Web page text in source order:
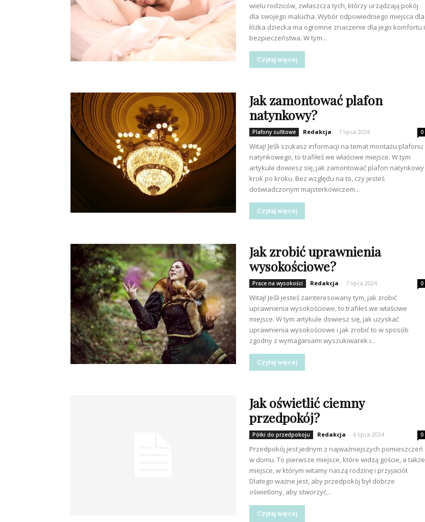
wielu rodziców, zwłaszcza tych, którzy urządzają pokój
dla swojego malucha. Wybór odpowiedniego miejsca dla
łóżka dziecka ma ogromne znaczenie dla jego komfortu i
bezpieczeństwa. W tym...
Czytaj więcej
Jak zamontować plafon
natynkowy?
Plafony sufitowe Redakcja - 7 lipca 2024 0
Witaj! Jeśli szukasz informacji na temat montażu plafonu
natynkowego, to trafiłeś we właściwe miejsce. W tym
artykule dowiesz się, jak zamontować plafon natynkowy
krok po kroku. Bez względu na to, czy jesteś
doświadczonym majsterkowiczem...
Czytaj więcej
Jak zrobić uprawnienia
wysokościowe?
Prace na wysokości Redakcja - 7 lipca 2024 0
Witaj! Jeśli jesteś zainteresowany tym, jak zrobić
uprawnienia wysokościowe, to trafiłeś we właściwe
miejsce. W tym artykule dowiesz się, jak uzyskać
uprawnienia wysokościowe i jak zrobić to w sposób
zgodny z wymaganiami wyszukiwarek i...
Czytaj więcej
Jak oświetlić ciemny
przedpokój?
Półki do przedpokoju Redakcja - 6 lipca 2024 0
Przedpokój jest jednym z najważniejszych pomieszczeń
w domu. To pierwsze miejsce, które widzą goście, a także
miejsce, w którym witamy naszą rodzinę i przyjaciół.
Dlatego ważne jest, aby przedpokój był dobrze
oświetlony, aby stworzyć...
Czytaj więcej